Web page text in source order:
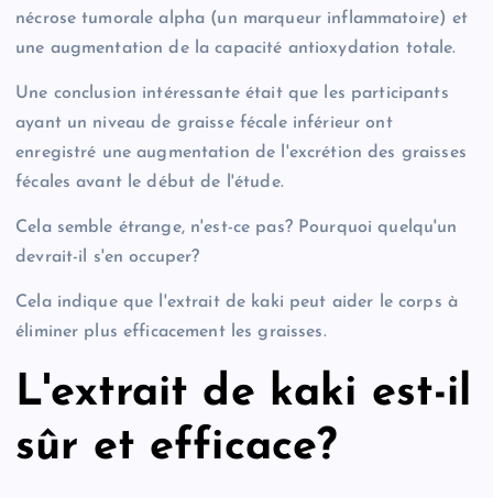
nécrose tumorale alpha (un marqueur inflammatoire) et
une augmentation de la capacité antioxydation totale.
Une conclusion intéressante était que les participants
ayant un niveau de graisse fécale inférieur ont
enregistré une augmentation de l'excrétion des graisses
fécales avant le début de l'étude.
Cela semble étrange, n'est-ce pas? Pourquoi quelqu'un
devrait-il s'en occuper?
Cela indique que l'extrait de kaki peut aider le corps à
éliminer plus efficacement les graisses.
L'extrait de kaki est-il
sûr et efficace?